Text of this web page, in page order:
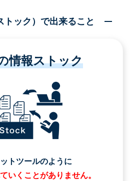
ック）で出来ること
情報ストック
トツールのように
いくことがありません。